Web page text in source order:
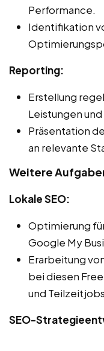
Performance.
Identifikation
Reporting:
Erstellung
Leistungen
Präsentation
an relevante
Weitere
Lokale SEO:
Optimierung
Google My
Erarbeitung
bei diesen
und
SEO-